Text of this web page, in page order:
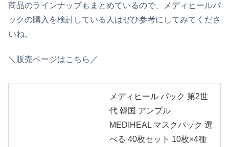
商品のラインナップもまとめているので、メディヒールパ
ックの購入を検討している人はぜひ参考にしてみてくださ
いね。
＼販売ページはこちら／
メディヒール パック 第2世
代 韓国 アンプル
MEDIHEAL マスクパック 選
べる 40枚セット 10枚×4種